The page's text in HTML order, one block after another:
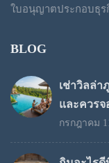
ใบอนุญาตประกอบธุร
BLOG
เช่าวิลล่า
และควรจ
กรกฎาคม